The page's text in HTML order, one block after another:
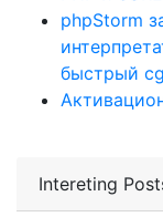
Intereting
phpStorm
быстрый